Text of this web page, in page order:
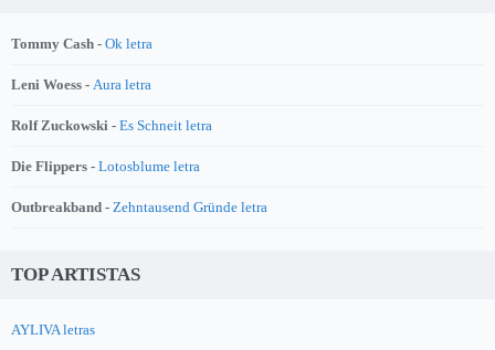
Tommy Cash - Ok letra
Leni Woess - Aura letra
Rolf Zuckowski - Es Schneit letra
Die Flippers - Lotosblume letra
Outbreakband - Zehntausend Gründe letra
TOP ARTISTAS
AYLIVA letras